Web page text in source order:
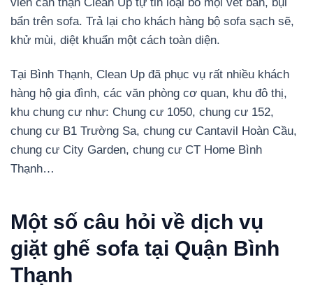
bẩn trên sofa. Trả lại cho khách hàng bộ sofa sạch sẽ,
khử mùi, diệt khuẩn một cách toàn diện.
Tại Bình Thạnh, Clean Up đã phục vụ rất nhiều khách
hàng hộ gia đình, các văn phòng cơ quan, khu đô thị,
khu chung cư như: Chung cư 1050, chung cư 152,
chung cư B1 Trường Sa, chung cư Cantavil Hoàn Cầu,
chung cư City Garden, chung cư CT Home Bình
Thạnh…
Một số câu hỏi về dịch vụ
giặt ghế sofa tại Quận Bình
Thạnh